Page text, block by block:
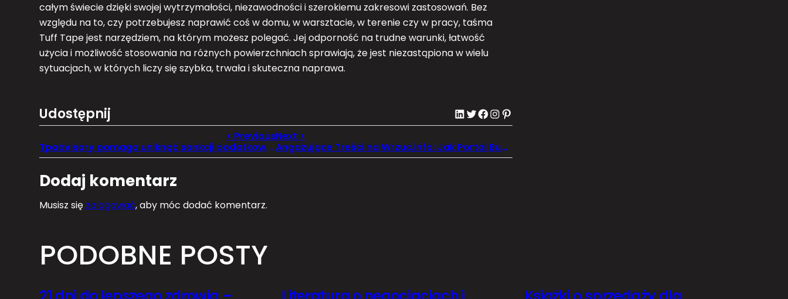
całym świecie dzięki swojej wytrzymałości, niezawodności i szerokiemu zakresowi zastosowań. Bez
względu na to, czy potrzebujesz naprawić coś w domu, w warsztacie, w terenie czy w pracy, taśma
Tuff Tape jest narzędziem, na którym możesz polegać. Jej odporność na trudne warunki, łatwość
użycia i możliwość stosowania na różnych powierzchniach sprawiają, że jest niezastąpiona w wielu
sytuacjach, w których liczy się szybka, trwała i skuteczna naprawa.
Udostępnij LinkedIn Twitter Facebook Instagram Pinterest
Tpadvisory pomaga uniknąć sankcji podatkowych poprzez dokumentację cen transferowych Angażujące Treści na Wrzuc.info: Jak Portal Buduje Społeczność Lokalną w Andrychowie i Okolicach
Dodaj komentarz
Musisz się zalogować, aby móc dodać komentarz.
PODOBNE POSTY